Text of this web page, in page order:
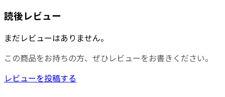
読後レビュー
まだレビューはありません。
この商品をお持ちの方、ぜひレビューをお書きください。
レビューを投稿する